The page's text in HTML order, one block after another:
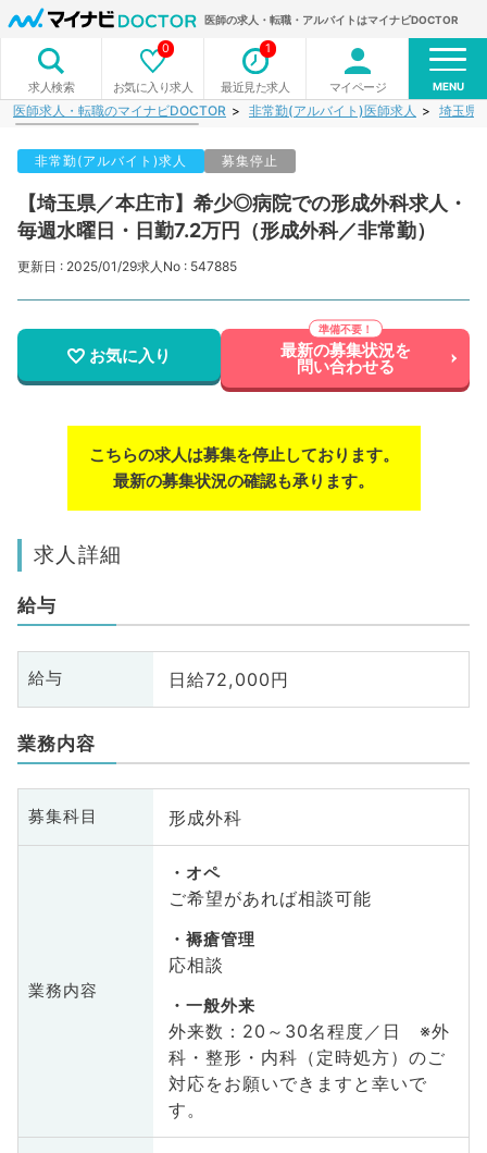
医師の求人・転職・アルバイトはマイナビDOCTOR
求人検索 お気に入り求人
0
最近見た求人
1
マイページ MENU
医師求人・転職のマイナビDOCTOR 非常勤(アルバイト)医師求人 埼玉県
非常勤(アルバイト)求人 募集停止
【埼玉県／本庄市】希少◎病院での形成外科求人・
毎週水曜日・日勤7.2万円（形成外科／非常勤）
更新日 : 2025/01/29求人No : 547885
お気に入り 最新の募集状況を
問い合わせる
こちらの求人は募集を停止しております。
最新の募集状況の確認も承ります。
求人詳細
給与
給与 日給72,000円
業務内容
募集科目 形成外科
業務内容
オペ
ご希望があれば相談可能
褥瘡管理
応相談
一般外来
外来数：20～30名程度／日 ※外
科・整形・内科（定時処方）のご
対応をお願いできますと幸いで
す。